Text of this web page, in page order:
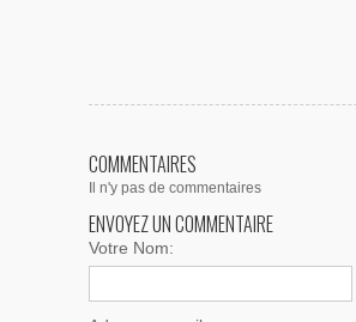
COMMENTAIRES
Il n'y pas de commentaires
ENVOYEZ UN COMMENTAIRE
Votre Nom: